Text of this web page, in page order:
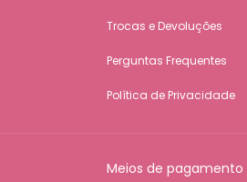
Trocas e Devoluções
Perguntas Frequentes
Política de Privacidade
Meios de pagamento